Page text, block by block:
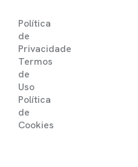
Política
de
Privacidade
Termos
de
Uso
Política
de
Cookies